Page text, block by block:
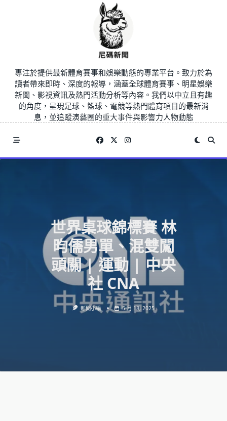
專注於提供最新體育賽事和娛樂動態的專業平台。致力於為
讀者帶來即時、深度的報導，涵蓋全球體育賽事、明星娛樂
新聞、影視資訊及熱門活動分析等內容。我們以中立且有趣
的角度，呈現足球、籃球、電競等熱門體育項目的最新消
息，並追蹤演藝圈的重大事件與影響力人物動態
世界桌球錦標賽 林
昀儒男單、混雙闖
頭關 | 運動 | 中央
社 CNA
新聞小編 5 月 18, 2025